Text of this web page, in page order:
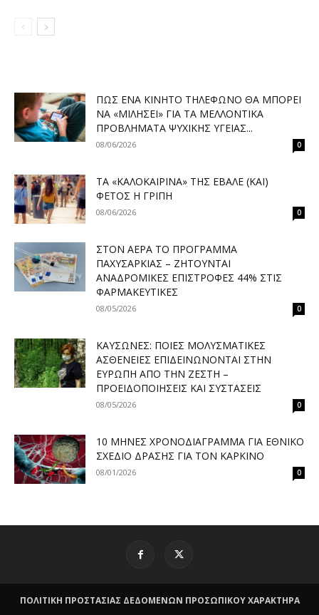
ΠΏΣ ΈΝΑ ΚΙΝΗΤΌ ΤΗΛΈΦΩΝΟ ΘΑ ΜΠΟΡΕΊ
ΝΑ «ΜΙΛΉΣΕΙ» ΓΙΑ ΤΑ ΜΕΛΛΟΝΤΙΚΆ
ΠΡΟΒΛΉΜΑΤΑ ΨΥΧΙΚΉΣ ΥΓΕΊΑΣ...
08/06/2026 0
ΤΑ «ΚΑΛΟΚΑΙΡΙΝΆ» ΤΗΣ ΈΒΑΛΕ (ΚΑΙ)
ΦΈΤΟΣ Η ΓΡΊΠΗ
08/06/2026 0
ΣΤΟΝ ΑΈΡΑ ΤΟ ΠΡΌΓΡΑΜΜΑ
ΠΑΧΥΣΑΡΚΊΑΣ – ΖΗΤΟΎΝΤΑΙ
ΑΝΑΔΡΟΜΙΚΈΣ ΕΠΙΣΤΡΟΦΈΣ 44% ΣΤΙΣ
ΦΑΡΜΑΚΕΥΤΙΚΈΣ
08/05/2026 0
ΚΑΎΣΩΝΕΣ: ΠΟΙΕΣ ΜΟΛΥΣΜΑΤΙΚΈΣ
ΑΣΘΈΝΕΙΕΣ ΕΠΙΔΕΙΝΏΝΟΝΤΑΙ ΣΤΗΝ
ΕΥΡΏΠΗ ΑΠΌ ΤΗΝ ΖΈΣΤΗ –
ΠΡΟΕΙΔΟΠΟΙΉΣΕΙΣ ΚΑΙ ΣΥΣΤΆΣΕΙΣ
08/05/2026 0
10 ΜΉΝΕΣ ΧΡΟΝΟΔΙΆΓΡΑΜΜΑ ΓΙΑ ΕΘΝΙΚΌ
ΣΧΈΔΙΟ ΔΡΆΣΗΣ ΓΙΑ ΤΟΝ ΚΑΡΚΊΝΟ
08/01/2026 0
ΠΟΛΙΤΙΚΗ ΠΡΟΣΤΑΣΙΑΣ ΔΕΔΟΜΕΝΩΝ ΠΡΟΣΩΠΙΚΟΥ ΧΑΡΑΚΤΗΡΑ